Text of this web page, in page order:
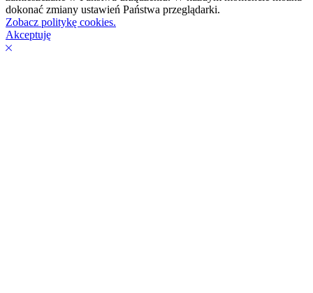
dokonać zmiany ustawień Państwa przeglądarki.
Zobacz politykę cookies.
Akceptuję